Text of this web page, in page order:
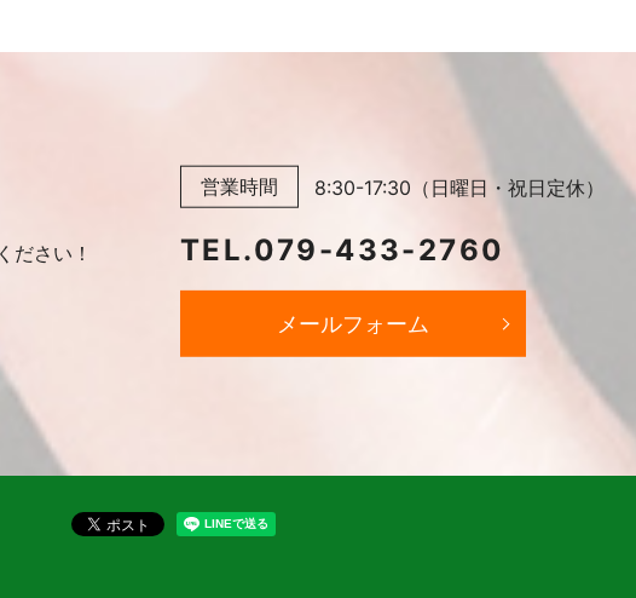
ださい！
営業時間 8:30-17:30（日曜日・祝日定休）
TEL.079-433-2760
メールフォーム